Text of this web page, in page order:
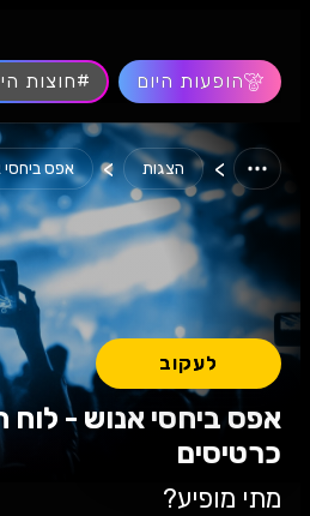
הופעות היום #חוצות
> הצגות > אפס ביחסי
אפס ביחסי אנוש - לוח
כרטיסים
לעקוב
מתי מופיע?